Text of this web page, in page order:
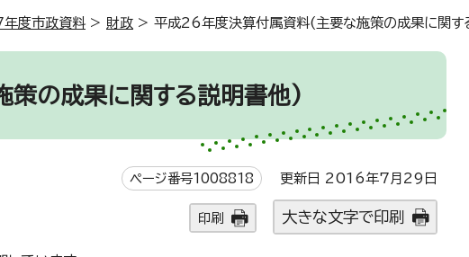
度市政資料 > 財政 > 平成26年度決算付属資料(主要な施策の成果に関す
の成果に関する説明書他)
ページ番号1008818 更新日 2016年7月29日
印刷 大きな文字で印刷